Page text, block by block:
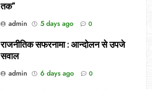
तक”
admin
5 days ago 0
राजनीतिक सफरनामा : आन्दोलन से उपजे
सवाल
admin
6 days ago 0